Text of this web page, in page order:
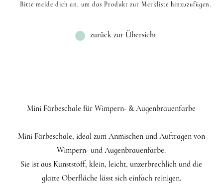
Bitte melde dich an, um das Produkt zur Merkliste hinzuzufügen.
zurück zur Übersicht
Mini Färbeschale für Wimpern- & Augenbrauenfarbe
Mini Färbeschale, ideal zum Anmischen und Auftragen von
Wimpern- und Augenbrauenfarbe.
Sie ist aus Kunststoff, klein, leicht, unzerbrechlich und die
glatte Oberfläche lässt sich einfach reinigen.